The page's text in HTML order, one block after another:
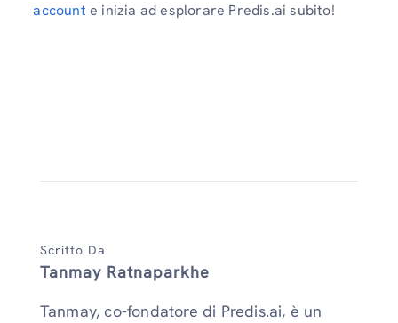
account e inizia ad esplorare Predis.ai subito!
Scritto Da
Tanmay Ratnaparkhe
Tanmay, co-fondatore di Predis.ai, è un